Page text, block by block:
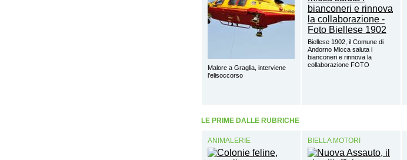
Malore a Graglia, interviene
l’elisoccorso
Biellese 1902, il Comune di
Andorno Micca saluta i
bianconeri e rinnova la
collaborazione FOTO
LE PRIME DALLE RUBRICHE
ANIMALERIE BIELLA MOTORI